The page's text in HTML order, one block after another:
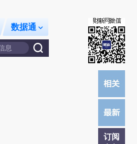
数据通
订阅